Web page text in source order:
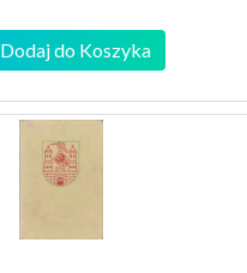
Dodaj do Koszyka